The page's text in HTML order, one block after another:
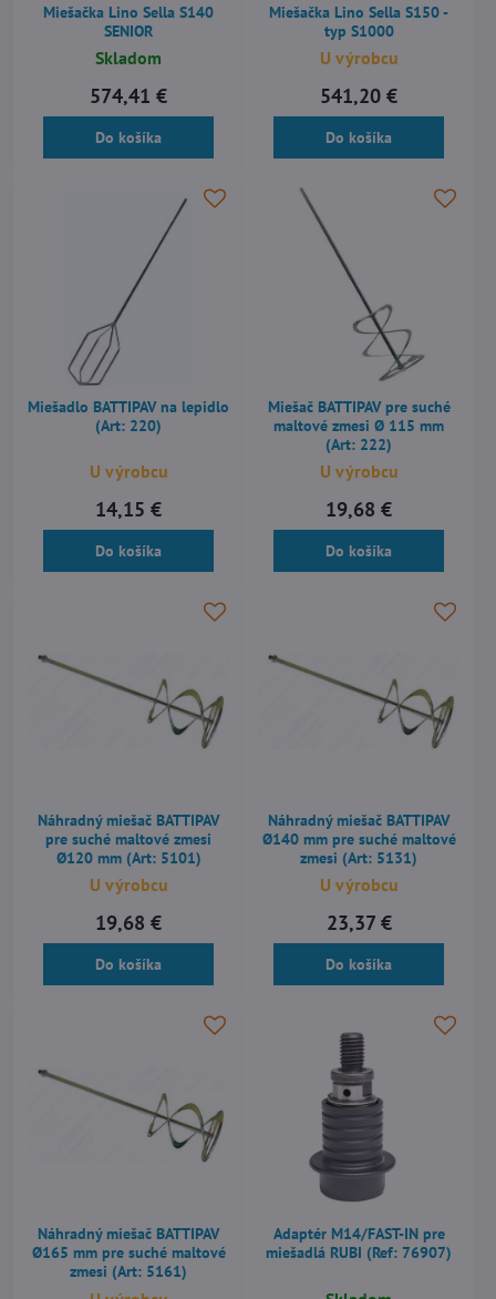
Miešačka Lino Sella S140
SENIOR
Skladom
574,41 €
Do košíka
Miešačka Lino Sella S150 -
typ S1000
U výrobcu
541,20 €
Do košíka
Miešadlo BATTIPAV na lepidlo
(Art: 220)
U výrobcu
14,15 €
Do košíka
Miešač BATTIPAV pre suché
maltové zmesi Ø 115 mm
(Art: 222)
U výrobcu
19,68 €
Do košíka
Náhradný miešač BATTIPAV
pre suché maltové zmesi
Ø120 mm (Art: 5101)
U výrobcu
19,68 €
Do košíka
Náhradný miešač BATTIPAV
Ø140 mm pre suché maltové
zmesi (Art: 5131)
U výrobcu
23,37 €
Do košíka
Náhradný miešač BATTIPAV
Ø165 mm pre suché maltové
zmesi (Art: 5161)
Adaptér M14/FAST-IN pre
miešadlá RUBI (Ref: 76907)